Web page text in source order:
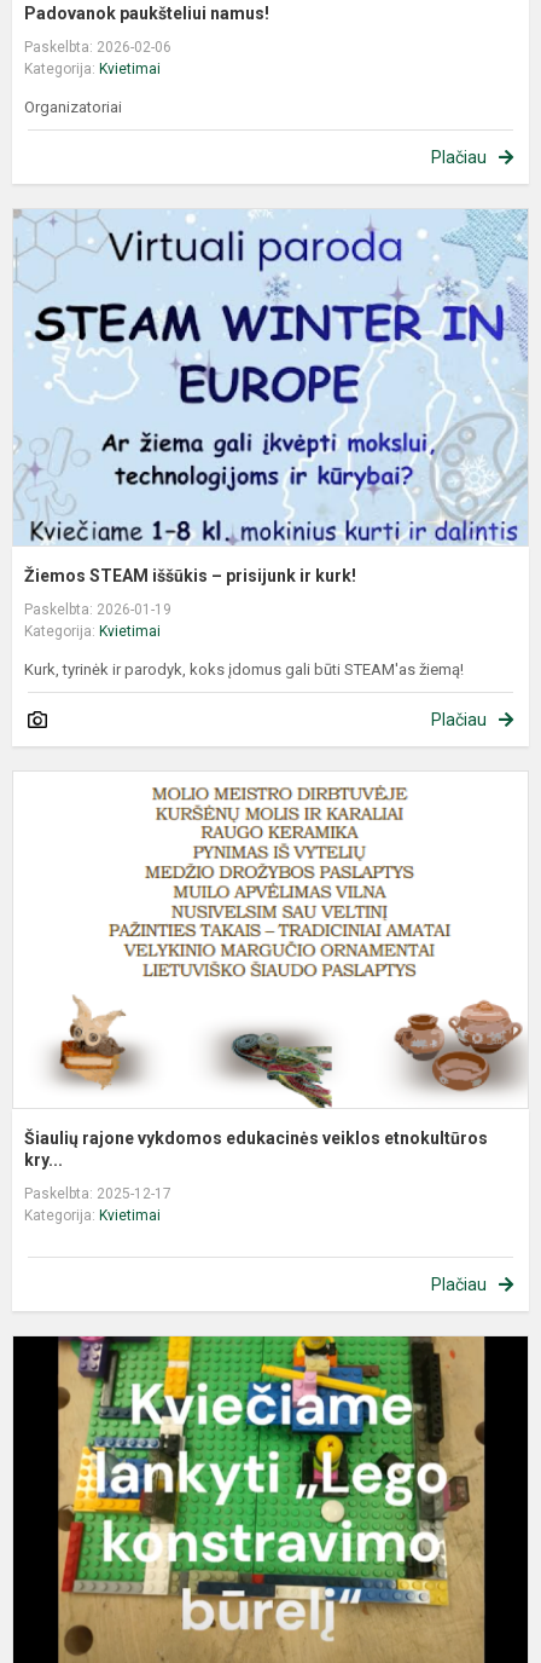
Padovanok paukšteliui namus!
Paskelbta: 2026-02-06
Kategorija: Kvietimai
Organizatoriai
Plačiau
Žiemos STEAM iššūkis – prisijunk ir kurk!
Paskelbta: 2026-01-19
Kategorija: Kvietimai
Kurk, tyrinėk ir parodyk, koks įdomus gali būti STEAM'as žiemą!
Plačiau
Šiaulių rajone vykdomos edukacinės veiklos etnokultūros
kry...
Paskelbta: 2025-12-17
Kategorija: Kvietimai
Plačiau